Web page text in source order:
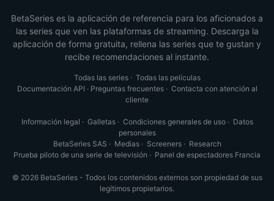
BetaSeries es la aplicación de referencia para los aficionados a
las series que ven las plataformas de streaming. Descarga la
aplicación de forma gratuita, rellena las series que te gustan y
recibe recomendaciones al instante.
Todas las series· Todas las películas
Documentación API · Preguntas frecuentes· Contacta con atención al
cliente
Información legal · Galletas· Condiciones generales de uso· Datos
personales
BetaSeries SAS · Medias· Screeners· Research
Prueba piloto de una serie de televisión · Panel de espectadores Francia
© 2026 BetaSeries - Todos los contenidos externos son propiedad de sus
legítimos propietarios.